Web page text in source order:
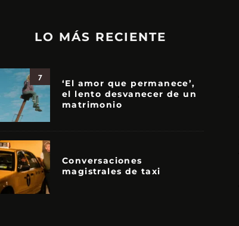
LO MÁS RECIENTE
7
‘El amor que permanece’,
el lento desvanecer de un
matrimonio
Conversaciones
magistrales de taxi